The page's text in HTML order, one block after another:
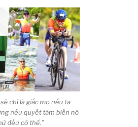
chỉ là giấc mơ nếu ta
nếu quyết tâm biến nó
đều có thể.”